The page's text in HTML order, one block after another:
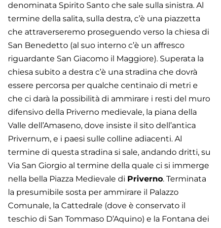
denominata Spirito Santo che sale sulla sinistra. Al
termine della salita, sulla destra, c’è una piazzetta
che attraverseremo proseguendo verso la chiesa di
San Benedetto (al suo interno c’è un affresco
riguardante San Giacomo il Maggiore). Superata la
chiesa subito a destra c’è una stradina che dovrà
essere percorsa per qualche centinaio di metri e
che ci darà la possibilità di ammirare i resti del muro
difensivo della Priverno medievale, la piana della
Valle dell’Amaseno, dove insiste il sito dell’antica
Privernum, e i paesi sulle colline adiacenti. Al
termine di questa stradina si sale, andando dritti, su
Via San Giorgio al termine della quale ci si immerge
nella bella Piazza Medievale di Priverno. Terminata
la presumibile sosta per ammirare il Palazzo
Comunale, la Cattedrale (dove è conservato il
teschio di San Tommaso D’Aquino) e la Fontana dei